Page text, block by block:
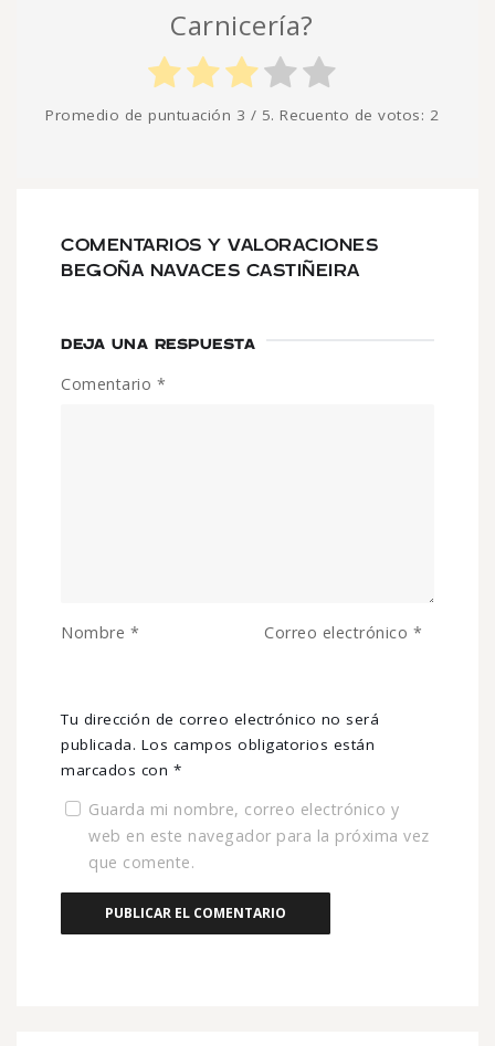
Carnicería?
Promedio de puntuación 3 / 5. Recuento de votos: 2
COMENTARIOS Y VALORACIONES
BEGOÑA NAVACES CASTIÑEIRA
DEJA UNA RESPUESTA
Tu dirección de correo electrónico no será
publicada. Los campos obligatorios están
marcados con *
Comentario *
Nombre * Correo electrónico *
Guarda mi nombre, correo electrónico y
web en este navegador para la próxima vez
que comente.